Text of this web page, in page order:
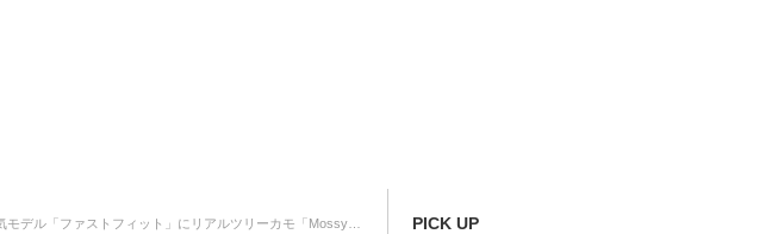
トフィット」にリアルツリーカモ「Mossy Oak（モッシーオーク）」新色が登場 PICK UP